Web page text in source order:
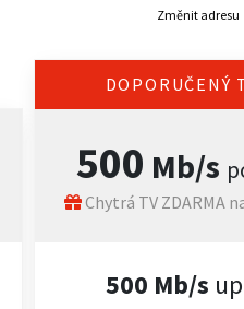
Změnit adresu
DOPORUČENÝ
500 Mb/s
Chytrá TV ZDARMA
500 Mb/s